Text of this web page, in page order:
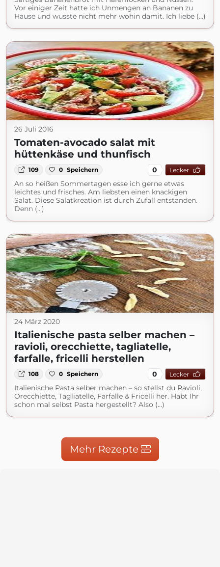
Vor einiger Zeit hatte ich Unmengen an Bananen zu
Hause und wusste nicht mehr wohin damit. Ich liebe (...)
26 Juli 2016
Tomaten-avocado salat mit
hüttenkäse und thunfisch
109 0 Speichern 0 Lecker
An so heißen Sommertagen esse ich gerne etwas
leichtes und frisches. Am liebsten einen knackigen
Salat. Diese Salatkreation ist durch Zufall entstanden.
Denn (...)
24 März 2020
Italienische pasta selber machen –
ravioli, orecchiette, tagliatelle,
farfalle, fricelli herstellen
108 0 Speichern 0 Lecker
Italienische Pasta selber machen – so stellst du Ravioli,
Orecchiette, Tagliatelle, Farfalle & Fricelli her. Habt Ihr
schon mal selbst Pasta hergestellt? Also (...)
Mehr Rezepte